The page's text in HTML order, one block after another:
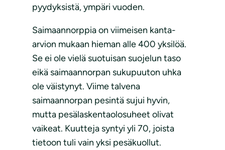
pyydyksistä, ympäri vuoden.
Saimaannorppia on viimeisen kanta-
arvion mukaan hieman alle 400 yksilöä.
Se ei ole vielä suotuisan suojelun taso
eikä saimaannorpan sukupuuton uhka
ole väistynyt. Viime talvena
saimaannorpan pesintä sujui hyvin,
mutta pesälaskentaolosuheet olivat
vaikeat. Kuutteja syntyi yli 70, joista
tietoon tuli vain yksi pesäkuollut.